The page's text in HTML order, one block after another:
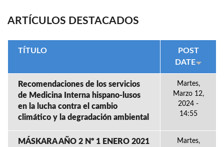
ARTÍCULOS DESTACADOS
TÍTULO
POST
DATE
Recomendaciones de los servicios
de Medicina Interna hispano-lusos
en la lucha contra el cambio
climático y la degradación ambiental
Martes,
Marzo 12,
2024 -
14:55
MÁSKARA AÑO 2 Nº 1 ENERO 2021
Martes,